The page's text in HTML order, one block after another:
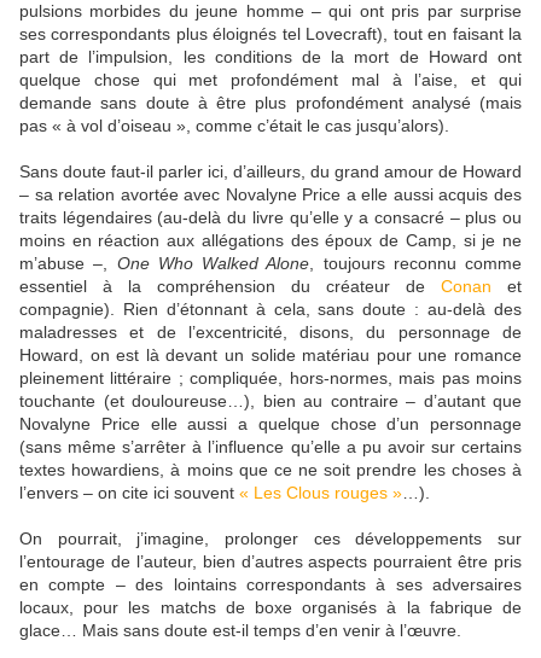
pulsions morbides du jeune homme – qui ont pris par surprise
ses correspondants plus éloignés tel Lovecraft), tout en faisant la
part de l’impulsion, les conditions de la mort de Howard ont
quelque chose qui met profondément mal à l’aise, et qui
demande sans doute à être plus profondément analysé (mais
pas « à vol d’oiseau », comme c’était le cas jusqu’alors).
Sans doute faut-il parler ici, d’ailleurs, du grand amour de Howard
– sa relation avortée avec Novalyne Price a elle aussi acquis des
traits légendaires (au-delà du livre qu’elle y a consacré – plus ou
moins en réaction aux allégations des époux de Camp, si je ne
m’abuse –, One Who Walked Alone , toujours reconnu comme
essentiel à la compréhension du créateur de Conan et
compagnie). Rien d’étonnant à cela, sans doute : au-delà des
maladresses et de l’excentricité, disons, du personnage de
Howard, on est là devant un solide matériau pour une romance
pleinement littéraire ; compliquée, hors-normes, mais pas moins
touchante (et douloureuse…), bien au contraire – d’autant que
Novalyne Price elle aussi a quelque chose d’un personnage
(sans même s’arrêter à l’influence qu’elle a pu avoir sur certains
textes howardiens, à moins que ce ne soit prendre les choses à
l’envers – on cite ici souvent « Les Clous rouges » …).
On pourrait, j’imagine, prolonger ces développements sur
l’entourage de l’auteur, bien d’autres aspects pourraient être pris
en compte – des lointains correspondants à ses adversaires
locaux, pour les matchs de boxe organisés à la fabrique de
glace… Mais sans doute est-il temps d’en venir à l’œuvre.